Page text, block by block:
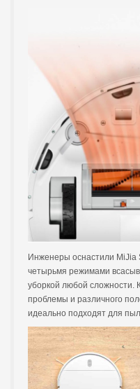
Инженеры оснастили MiJia
четырьмя режимами
уборкой любой сложности.
проблемы и различного
идеально подходят для